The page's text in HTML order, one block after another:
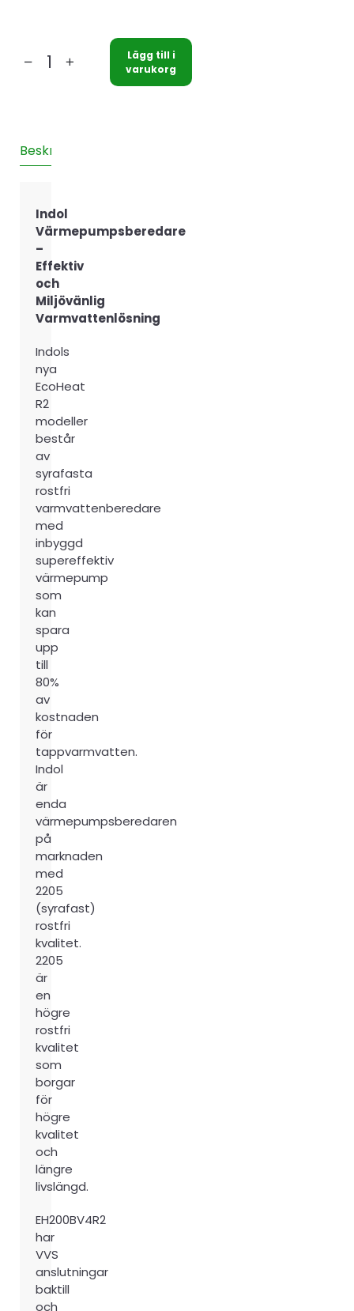
Indol
Lägg till i
varukorg
Beskrivning
Indol
Värmepumpsberedare
–
Effektiv
och
Miljövänlig
Varmvattenlösning
Indols
nya
EcoHeat
R2
modeller
består
av
syrafasta
rostfri
varmvattenberedare
med
inbyggd
supereffektiv
värmepump
som
kan
spara
upp
till
80%
av
kostnaden
för
tappvarmvatten.
Indol
är
enda
värmepumpsberedaren
på
marknaden
med
2205
(syrafast)
rostfri
kvalitet.
2205
är
en
högre
rostfri
kvalitet
som
borgar
för
högre
kvalitet
och
längre
livslängd.
EH200BV4R2
har
VVS
anslutningar
baktill
och